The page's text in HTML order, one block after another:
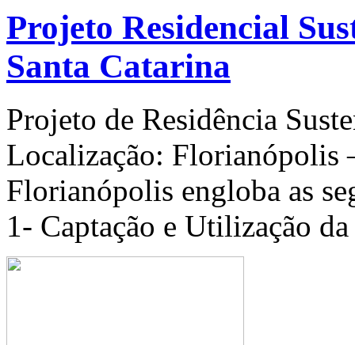
Projeto Residencial
Santa Catarina
Projeto de Residência
Localização: Florianópolis
Florianópolis engloba as
1- Captação e Utilização